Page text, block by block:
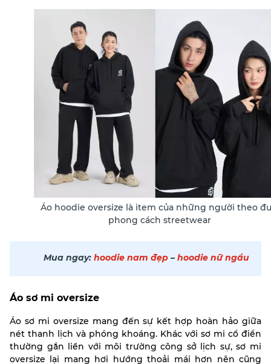
Áo hoodie oversize là item của những người theo
phong cách streetwear
Mua ngay: hoodie nam đẹp – hoodie nữ ngầu
Áo sơ mi oversize
Áo sơ mi oversize mang đến sự kết hợp hoàn hảo giữa
nét thanh lịch và phóng khoáng. Khác với sơ mi cổ điển
thường gắn liền với môi trường công sở lịch sự, sơ mi
oversize lại mang hơi hướng thoải mái hơn nên cũng